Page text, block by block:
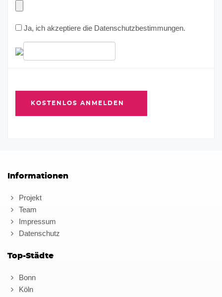
Ja, ich akzeptiere die Datenschutzbestimmungen.
Informationen
Projekt
Team
Impressum
Datenschutz
Top-Städte
Bonn
Köln